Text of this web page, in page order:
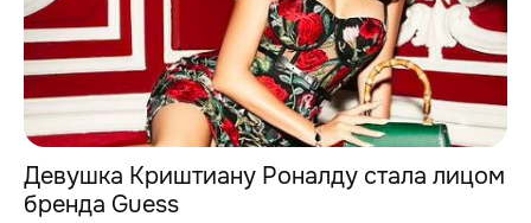
Девушка Криштиану Роналду стала лицом
бренда Guess